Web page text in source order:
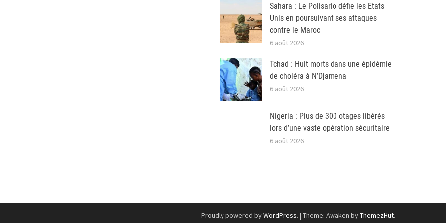
Sahara : Le Polisario défie les Etats
Unis en poursuivant ses attaques
contre le Maroc
6 août 2026
Tchad : Huit morts dans une épidémie
de choléra à N’Djamena
6 août 2026
Nigeria : Plus de 300 otages libérés
lors d’une vaste opération sécuritaire
6 août 2026
Proudly powered byWordPress. | Theme: Awaken byThemezHut.